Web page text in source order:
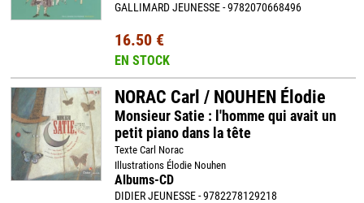
GALLIMARD JEUNESSE - 9782070668496
16.50 €
EN STOCK
NORAC Carl / NOUHEN Élodie
Monsieur Satie : l'homme qui avait un
petit piano dans la tête
Texte Carl Norac
Illustrations Élodie Nouhen
Albums-CD
DIDIER JEUNESSE - 9782278129218